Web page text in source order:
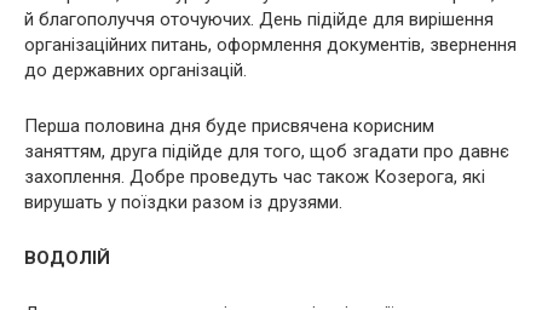
й благополуччя оточуючих. День підійде для вирішення
організаційних питань, оформлення документів, звернення
до державних організацій.
Перша половина дня буде присвячена корисним
заняттям, друга підійде для того, щоб згадати про давнє
захоплення. Добре проведуть час також Козерога, які
вирушать у поїздки разом із друзями.
ВОДОЛІЙ